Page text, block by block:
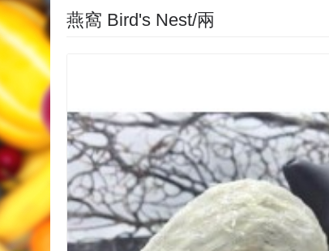
燕窩 Bird's Nest/兩